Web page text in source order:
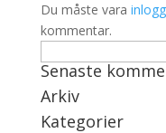
Du måste vara
kommentar.
efter:
Senaste
Arkiv
Kategorier